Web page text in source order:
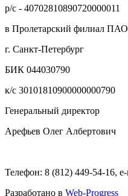
р/с - 40702810890720000011
в Пролетарский филиал ПАО
г. Санкт-Петербург
БИК 044030790
к/с 30101810900000000790
Генеральный директор
Арефьев Олег Албертович
Телефон: 8 (812) 449-54-16,
Разработано в Web-Progress